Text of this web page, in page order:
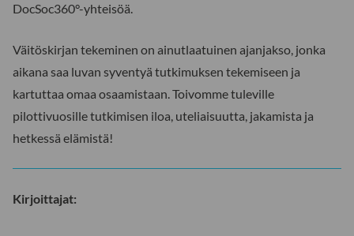
DocSoc360°-yhteisöä.
Väitöskirjan tekeminen on ainutlaatuinen ajanjakso, jonka
aikana saa luvan syventyä tutkimuksen tekemiseen ja
kartuttaa omaa osaamistaan. Toivomme tuleville
pilottivuosille tutkimisen iloa, uteliaisuutta, jakamista ja
hetkessä elämistä!
Kirjoittajat: